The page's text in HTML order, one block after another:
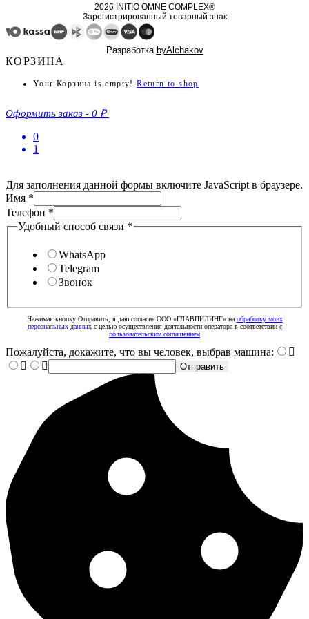
2026 INITIO OMNE COMPLEX®
Зарегистрированный товарный знак
Разработка byAlchakov
КОРЗИНА
Your Корзина is empty!Return to shop
Оформить заказ - 0 ₽
0
1
Для заполнения данной формы включите JavaScript в браузере.
Телефон
Удобный
связи
Имя *
Телефон *
Удобный способ связи *
WhatsApp
Telegram
Звонок
Нажимая кнопку Отправить, я даю согласие ООО «ГЛАВПИЛИНГ» наобработку моих
персональных данныхс целью осуществления деятельности оператора в соответствии с
пользовательским соглашением
Пожалуйста, докажите, что вы человек, выбрав машина:
Отправить